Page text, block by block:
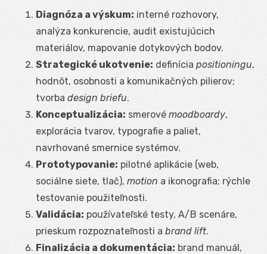
Diagnóza a výskum: interné rozhovory,
analýza konkurencie, audit existujúcich
materiálov, mapovanie dotykových bodov.
Strategické ukotvenie: definícia positioningu,
hodnôt, osobnosti a komunikačných pilierov;
tvorba design briefu.
Konceptualizácia: smerové moodboardy,
explorácia tvarov, typografie a paliet,
navrhované smernice systémov.
Prototypovanie: pilotné aplikácie (web,
sociálne siete, tlač), motion a ikonografia; rýchle
testovanie použiteľnosti.
Validácia: používateľské testy, A/B scenáre,
prieskum rozpoznateľnosti a brand lift.
Finalizácia a dokumentácia: brand manuál,